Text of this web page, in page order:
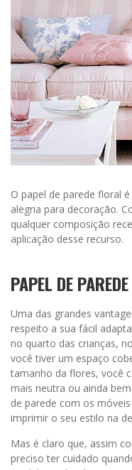
O papel de parede floral
alegria para decoração.
qualquer composição
aplicação desse recurso.
PAPEL DE
Uma das grandes
respeito a sua fácil
no quarto das crianças,
você tiver um espaço
tamanho da flores, você
mais neutra ou ainda
de parede com os
imprimir o seu estilo na
Mas é claro que, assim
preciso ter cuidado